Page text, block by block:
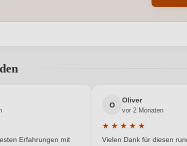
Bewertung von 5 von 5 Sternen
Erfahrungen mit
O
Oliver
vor 2 Monaten
★ ★ ★ ★ ★
Durchschnittliche
Vielen Dank für diesen